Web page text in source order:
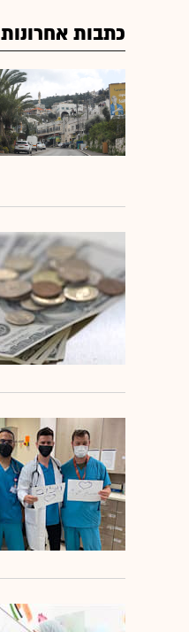
כתבות אחרונות